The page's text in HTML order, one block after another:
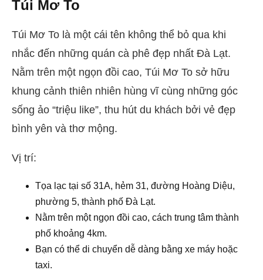
Túi Mơ To
Túi Mơ To là một cái tên không thể bỏ qua khi
nhắc đến những quán cà phê đẹp nhất Đà Lạt.
Nằm trên một ngọn đồi cao, Túi Mơ To sở hữu
khung cảnh thiên nhiên hùng vĩ cùng những góc
sống ảo “triệu like”, thu hút du khách bởi vẻ đẹp
bình yên và thơ mộng.
Vị trí:
Tọa lạc tại số 31A, hẻm 31, đường Hoàng Diệu,
phường 5, thành phố Đà Lạt.
Nằm trên một ngọn đồi cao, cách trung tâm thành
phố khoảng 4km.
Bạn có thể di chuyển dễ dàng bằng xe máy hoặc
taxi.